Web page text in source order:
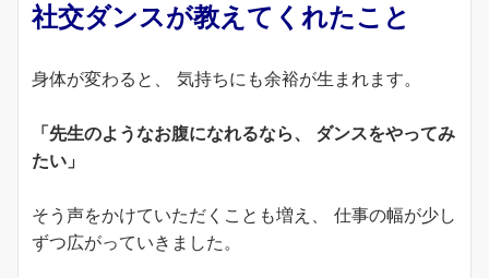
社交ダンスが教えてくれたこと
身体が変わると、 気持ちにも余裕が生まれます。
「先生のようなお腹になれるなら、 ダンスをやってみ
たい」
そう声をかけていただくことも増え、 仕事の幅が少し
ずつ広がっていきました。